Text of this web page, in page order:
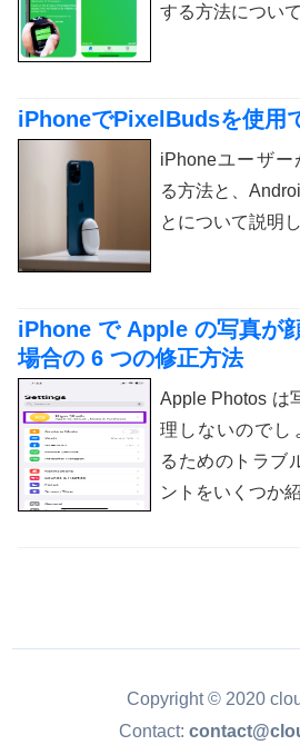
する方法につい
iPhoneでPixelBudsを使用
iPhoneユーザー
る方法と、
とについて説明し
iPhone で Apple の写真が
場合の 6 つの修正方法
Apple Photos は
理しないのでし
るためのトラブ
ントをいくつか
Copyright © 2020
Contact: